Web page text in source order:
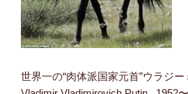
世界一の“肉体派国家元首”ウラジ